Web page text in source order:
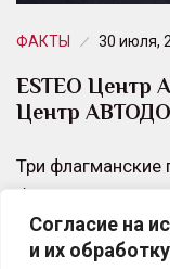
Согласие на
и их
ФАКТЫ 30 июля,
ESTEO Центр
Центр
Три флагманские
бренда ESTEO,
ESTEO Центр
АВТОДОМ